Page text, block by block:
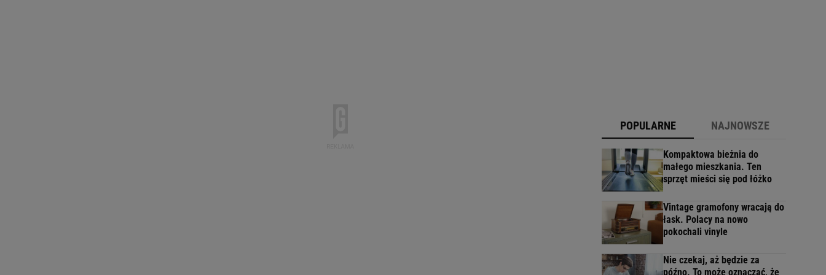
POPULARNE NAJNOWSZE
Kompaktowa bieżnia do
małego mieszkania. Ten
sprzęt mieści się pod łóżko
Vintage gramofony wracają do
łask. Polacy na nowo
pokochali vinyle
Nie czekaj, aż będzie za
późno. To może oznaczać, że